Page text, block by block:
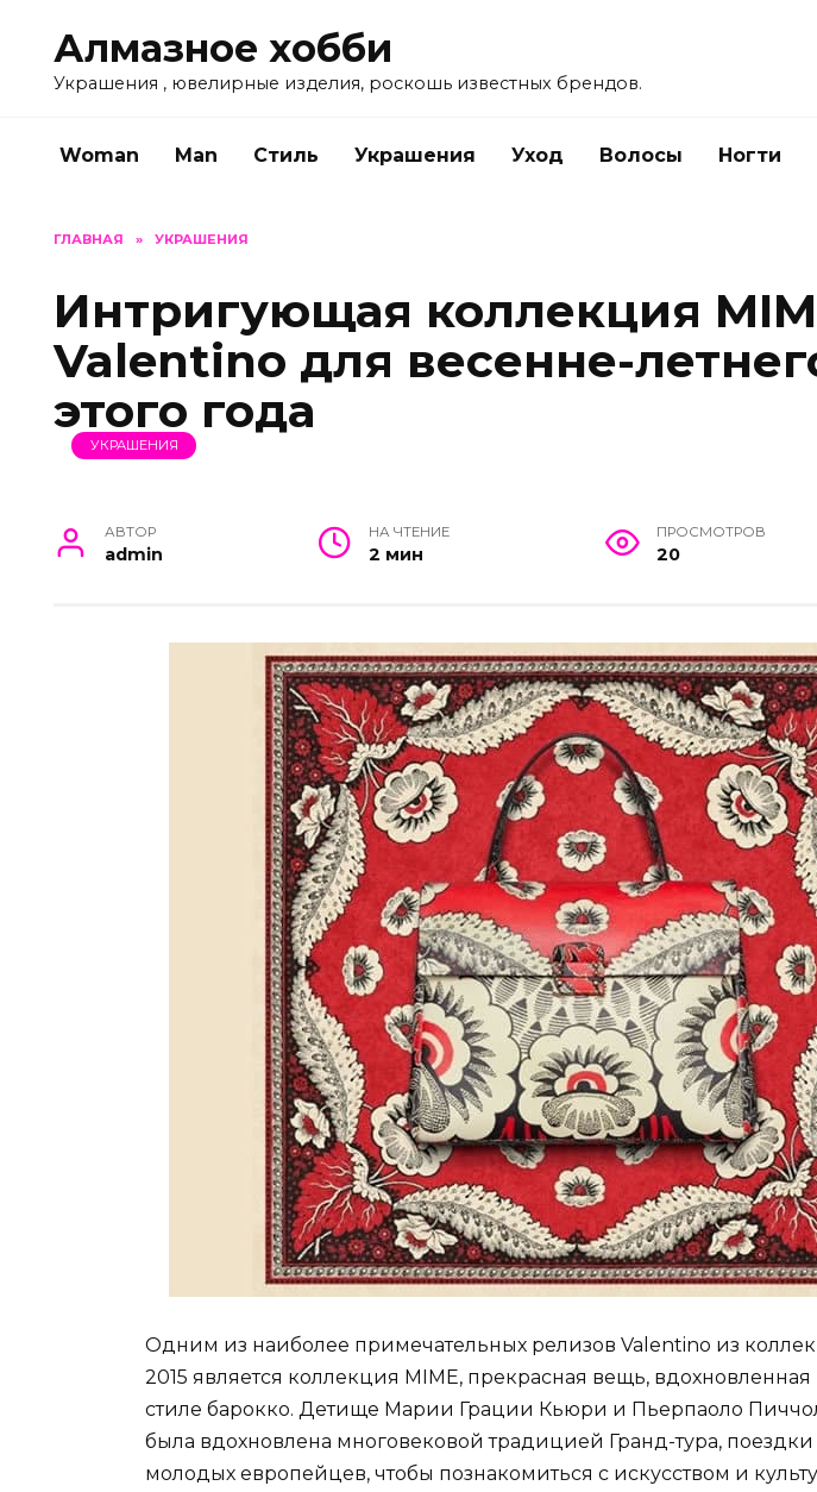
содержанию
Алмазное хобби
Украшения , ювелирные изделия, роскошь известных брендов.
Woman Man Стиль Украшения Уход Волосы Ногти
ГЛАВНАЯ » УКРАШЕНИЯ
Интригующая коллекция
Valentino для весенне-
этого года
УКРАШЕНИЯ
АВТОР
admin
НА ЧТЕНИЕ
2 мин
ПРОСМОТРОВ
20
Одним из наиболее примечательных релизов Valentino из
2015 является коллекция MIME, прекрасная вещь,
стиле барокко. Детище Марии Грации Кьюри и Пьерпаоло
была вдохновлена ​​многовековой традицией Гранд-тура, поездки
молодых европейцев, чтобы познакомиться с искусством и